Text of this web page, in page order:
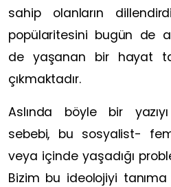
sahip olanların
popülaritesini bugün de
de yaşanan bir hayat
çıkmaktadır.
Aslında böyle bir
sebebi, bu sosyalist-
veya içinde yaşadığı
Bizim bu ideolojiyi